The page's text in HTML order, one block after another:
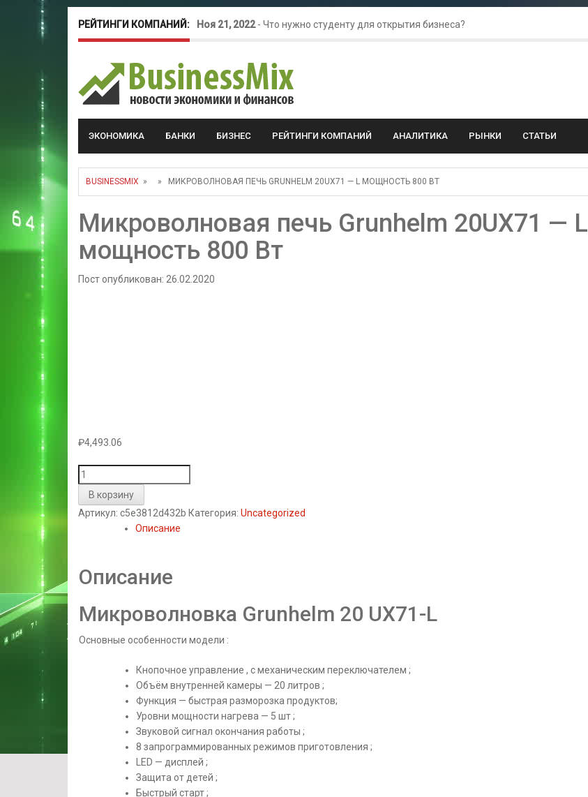
РЕЙТИНГИ КОМПАНИЙ: Ноя 21, 2022- Что нужно студенту для открытия бизнеса?
Май 16, 2022-Курсовые колебания: как защитить свой бизнес?
ЭКОНОМИКА БАНКИ БИЗНЕС РЕЙТИНГИ КОМПАНИЙ АНАЛИТИКА РЫНКИ СТАТЬИ
BUSINESSMIX » » МИКРОВОЛНОВАЯ ПЕЧЬ GRUNHELM 20UX71 — L МОЩНОСТЬ 800 ВТ
Микроволновая печь Grunhelm 20UX71 — L
мощность 800 Вт
Пост опубликован: 26.02.2020
₽4,493.06
Количество
товара
Микроволновая
печь
L
800
В корзину
Артикул: c5e3812d432b Категория: Uncategorized
Описание
Описание
Микроволновка Grunhelm 20 UX71-L
Основные особенности модели :
Кнопочное управление , с механическим переключателем ;
Объём внутренней камеры — 20 литров ;
Функция — быстрая разморозка продуктов;
Уровни мощности нагрева — 5 шт ;
Звуковой сигнал окончания работы ;
8 запрограммированных режимов приготовления ;
LED — дисплей ;
Защита от детей ;
Быстрый старт ;